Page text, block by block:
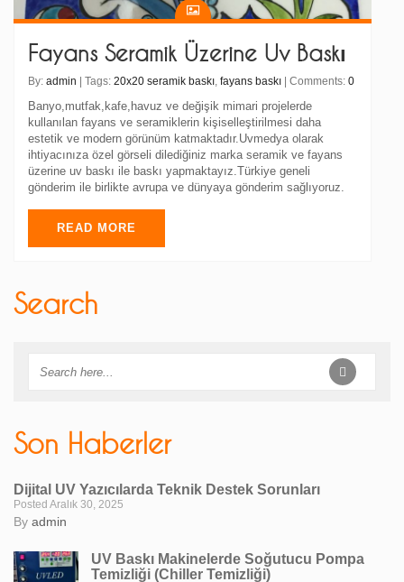
Fayans Seramik Üzerine Uv Baskı
By: admin | Tags: 20x20 seramik baskı, fayans baskı | Comments: 0
Banyo,mutfak,kafe,havuz ve değişik mimari projelerde
kullanılan fayans ve seramiklerin kişiselleştirilmesi daha
estetik ve modern görünüm katmaktadır.Uvmedya olarak
ihtiyacınıza özel görseli dilediğiniz marka seramik ve fayans
üzerine uv baskı ile baskı yapmaktayız.Türkiye geneli
gönderim ile birlikte avrupa ve dünyaya gönderim sağlıyoruz.
READ MORE
Search
Son Haberler
Dijital UV Yazıcılarda Teknik Destek Sorunları
Posted Aralık 30, 2025
By admin
UV Baskı Makinelerde Soğutucu Pompa
Temizliği (Chiller Temizliği)